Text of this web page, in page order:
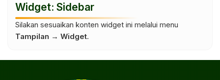
Widget: Sidebar
Silakan sesuaikan konten widget ini melalui menu
Tampilan → Widget.